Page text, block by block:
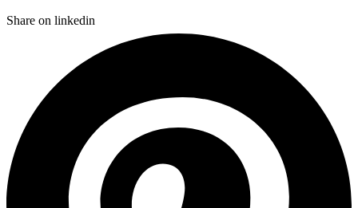
Share on linkedin